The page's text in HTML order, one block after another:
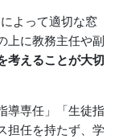
よって適切な窓
上に教務主任や副
考えることが大切
導専任」「生徒指
担任を持たず、学